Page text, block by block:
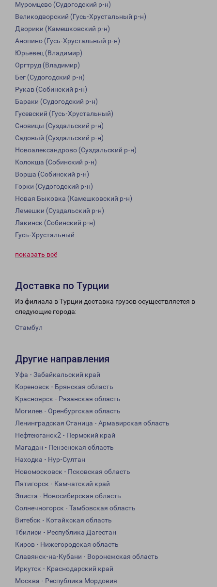
Муромцево (Судогодский р-н)
Великодворский (Гусь-Хрустальный р-н)
Дворики (Камешковский р-н)
Анопино (Гусь-Хрустальный р-н)
Юрьевец (Владимир)
Оргтруд (Владимир)
Бег (Судогодский р-н)
Рукав (Собинский р-н)
Бараки (Судогодский р-н)
Гусевский (Гусь-Хрустальный)
Сновицы (Суздальский р-н)
Садовый (Суздальский р-н)
Новоалександрово (Суздальский р-н)
Колокша (Собинский р-н)
Ворша (Собинский р-н)
Горки (Судогодский р-н)
Новая Быковка (Камешковский р-н)
Лемешки (Суздальский р-н)
Лакинск (Собинский р-н)
Гусь-Хрустальный
показать всё
Доставка по Турции
Из филиала в Турции доставка грузов осуществляется в
следующие города:
Стамбул
Другие направления
Уфа - Забайкальский край
Кореновск - Брянская область
Красноярск - Рязанская область
Могилев - Оренбургская область
Ленинградская Станица - Армавирская область
Нефтеюганск2 - Пермский край
Магадан - Пензенская область
Находка - Нур-Султан
Новомосковск - Псковская область
Пятигорск - Камчатский край
Элиста - Новосибирская область
Солнечногорск - Тамбовская область
Витебск - Котайкская область
Тбилиси - Республика Дагестан
Киров - Нижегородская область
Славянск-на-Кубани - Воронежская область
Иркутск - Краснодарский край
Москва - Республика Мордовия